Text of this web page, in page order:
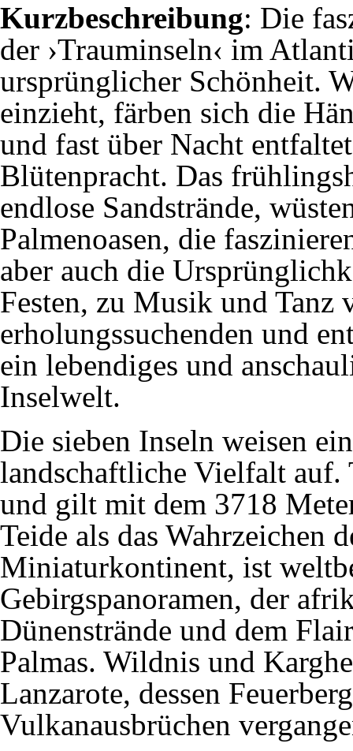
Kurzbeschreibung: Die
der ›Trauminseln‹ im
ursprünglicher Schönheit.
einzieht, färben sich die
und fast über Nacht
Blütenpracht. Das
endlose Sandstrände,
Palmenoasen, die
aber auch die
Festen, zu Musik und Tanz
erholungssuchenden und
ein lebendiges und
Inselwelt.
Die sieben Inseln weisen
landschaftliche Vielfalt auf.
und gilt mit dem 3718
Teide als das Wahrzeichen
Miniaturkontinent, ist
Gebirgspanoramen, der
Dünenstrände und dem
Palmas. Wildnis und
Lanzarote, dessen
Vulkanausbrüchen